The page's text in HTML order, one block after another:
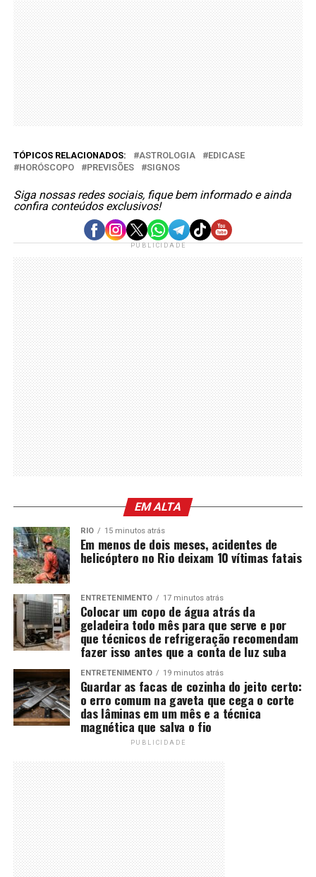
TÓPICOS RELACIONADOS: ASTROLOGIA
EDICASE
HORÓSCOPO
PREVISÕES SIGNOS
Siga nossas redes sociais, fique bem informado e ainda
confira conteúdos exclusivos!
PUBLICIDADE
EM ALTA
RIO 15 minutos atrás
Em menos de dois meses, acidentes de
helicóptero no Rio deixam 10 vítimas fatais
ENTRETENIMENTO 17 minutos atrás
Colocar um copo de água atrás da
geladeira todo mês para que serve e por
que técnicos de refrigeração recomendam
fazer isso antes que a conta de luz suba
ENTRETENIMENTO 19 minutos atrás
Guardar as facas de cozinha do jeito certo:
o erro comum na gaveta que cega o corte
das lâminas em um mês e a técnica
magnética que salva o fio
PUBLICIDADE